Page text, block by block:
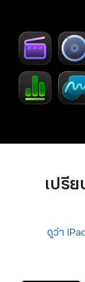
เปรี
ดูว่า